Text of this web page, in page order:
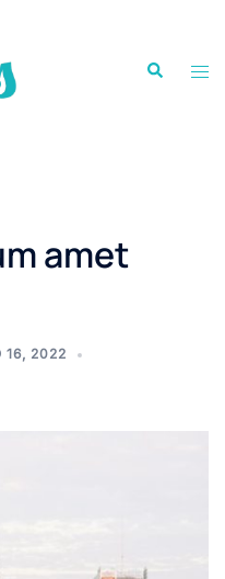
Buscar
amet
16, 2022